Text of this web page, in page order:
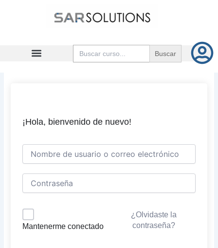
Buscar:
¡Hola, bienvenido de nuevo!
Mantenerme conectado
¿Olvidaste la
contraseña?